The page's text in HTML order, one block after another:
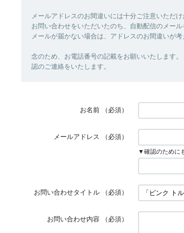
メールアドレスのお間違いには十分ご注意いただけ
お問い合わせをいただいたのち、自動配信のメー
メールが届かない場合は、アドレスのお間違いが考
念のため、お電話番号の記載をお願いいたします
認のご連絡をいたします。
お名前 （必須）
メールアドレス （必須）
▼確認のために
お問い合わせタイトル （必須）
お問い合わせ内容 （必須）